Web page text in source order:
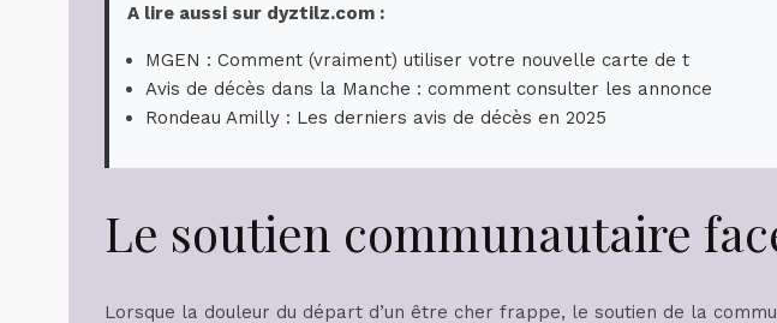
A lire aussi sur dyztilz.com :
MGEN : Comment (vraiment) utiliser votre nouvelle carte de t
Avis de décès dans la Manche : comment consulter les annonce
Rondeau Amilly : Les derniers avis de décès en 2025
Le soutien communautaire
Lorsque la douleur du départ d’un être cher frappe, le soutien de la